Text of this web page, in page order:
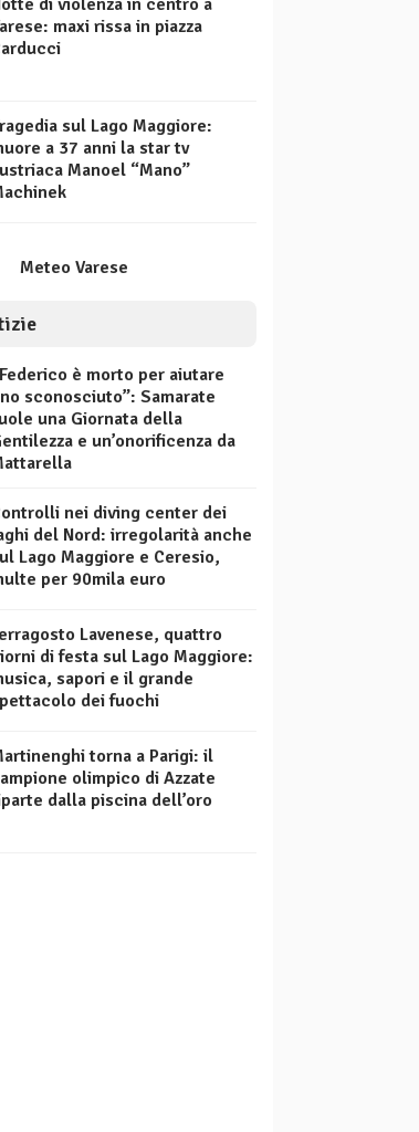
di violenza in centro a
maxi rissa in piazza
sul Lago Maggiore:
a 37 anni la star tv
Manoel “Mano”
Meteo Varese
è morto per aiutare
sconosciuto”: Samarate
una Giornata della
e un’onorificenza da
nei diving center dei
del Nord: irregolarità anche
Lago Maggiore e Ceresio,
per 90mila euro
Lavenese, quattro
di festa sul Lago Maggiore:
sapori e il grande
dei fuochi
torna a Parigi: il
olimpico di Azzate
dalla piscina dell’oro